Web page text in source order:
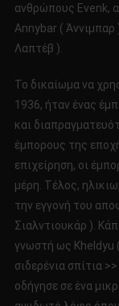
ανθρώπους Evenk,
Annybar (
Λαπτέβ ).
Το δικαίωμα να
1936, ήταν ένας
και
έμπορους της
επιχείρηση, οι
μέρη. Τέλος,
την εγγονή του
Σιαλντιουκάρ ).
γνωστή ως Kheldyu (
σιδερένια σπίτια
οδήγησε σε ένα